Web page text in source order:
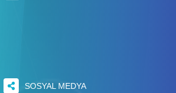
SOSYAL MEDYA